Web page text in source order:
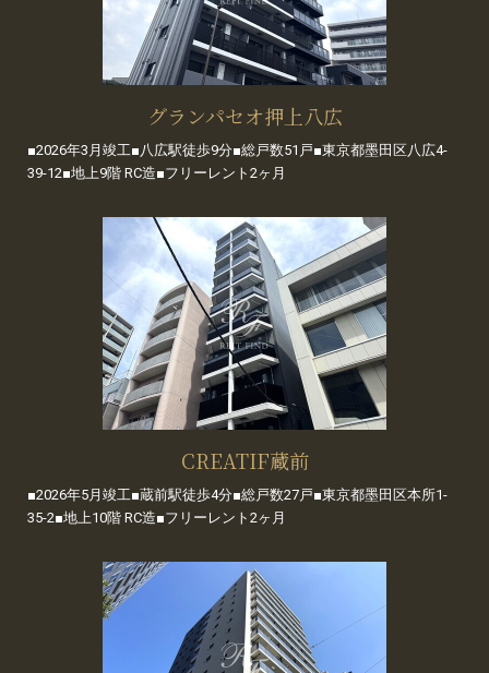
グランパセオ押上八広
■2026年3月竣工■八広駅徒歩9分■総戸数51戸■東京都墨田区八広4-
39-12■地上9階 RC造■フリーレント2ヶ月
CREATIF蔵前
■2026年5月竣工■蔵前駅徒歩4分■総戸数27戸■東京都墨田区本所1-
35-2■地上10階 RC造■フリーレント2ヶ月